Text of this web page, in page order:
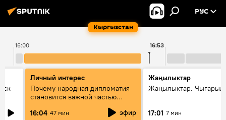
Кыргызстан
РУС
16:00 16:53
Личный интерес
Почему народная дипломатия
становится важной частью
сотрудничества
16:04 47 мин эфир
Жаңылыктар
Жаңылыктар.
17:01 7 мин